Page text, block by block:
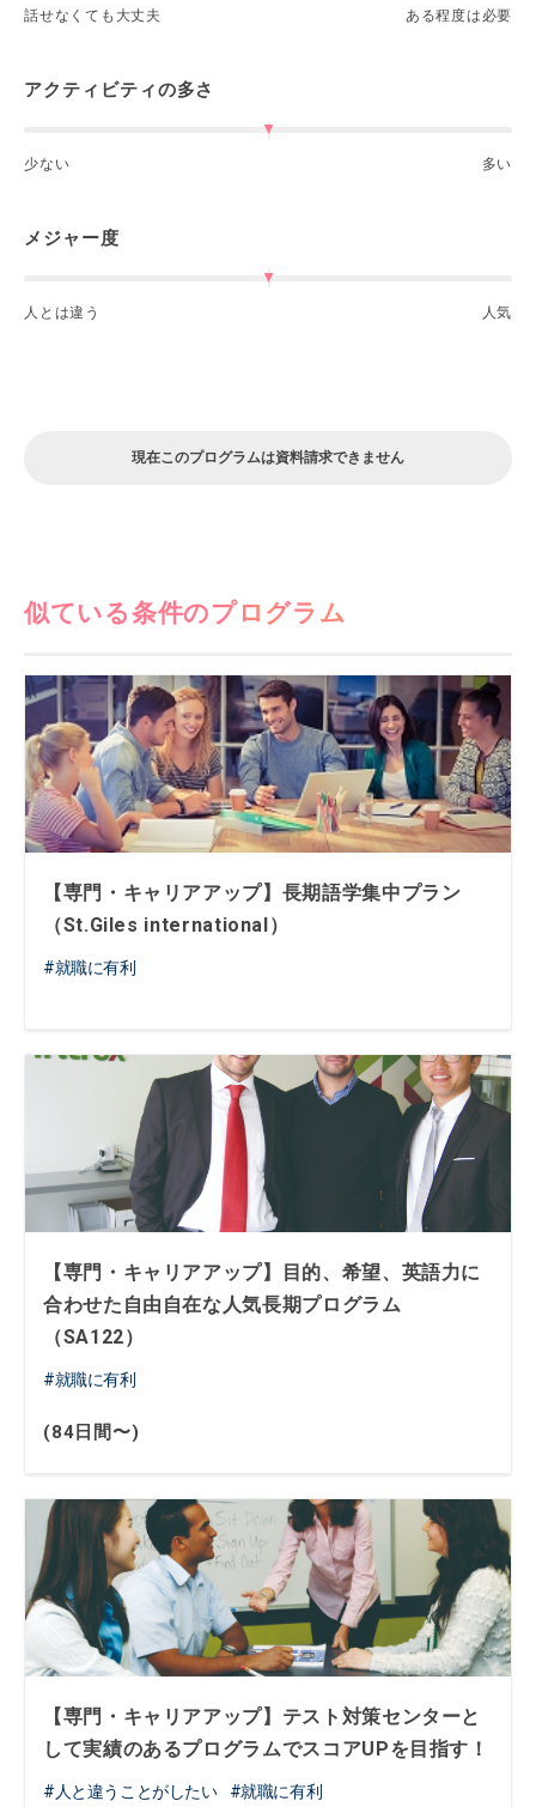
話せなくても大丈夫 ある程度は必要
アクティビティの多さ
少ない 多い
メジャー度
人とは違う 人気
現在このプログラムは資料請求できません
似ている条件のプログラム
【専門・キャリアアップ】長期語学集中プラン
（St.Giles international）
就職に有利
【専門・キャリアアップ】目的、希望、英語力に
合わせた自由自在な人気長期プログラム
（SA122）
就職に有利
(84日間〜)
【専門・キャリアアップ】テスト対策センターと
して実績のあるプログラムでスコアUPを目指す！
人と違うことがしたい 就職に有利